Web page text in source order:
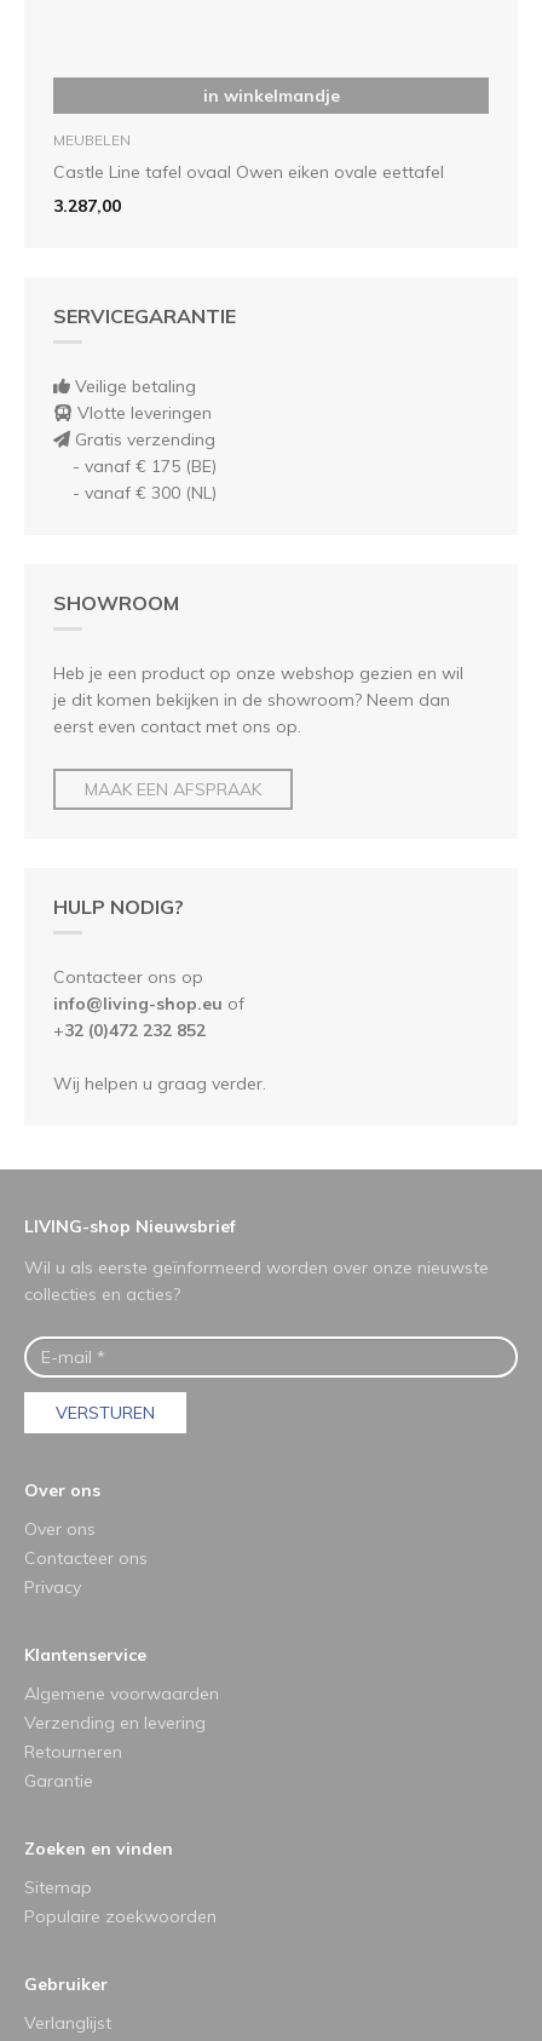
in winkelmandje
MEUBELEN
Castle Line tafel ovaal Owen eiken ovale eettafel
3.287,00
SERVICEGARANTIE
Veilige betaling
Vlotte leveringen
Gratis verzending
- vanaf € 175 (BE)
- vanaf € 300 (NL)
SHOWROOM
Heb je een product op onze webshop gezien en wil
je dit komen bekijken in de showroom? Neem dan
eerst even contact met ons op.
MAAK EEN AFSPRAAK
HULP NODIG?
Contacteer ons op
info@living-shop.eu of
+32 (0)472 232 852
Wij helpen u graag verder.
LIVING-shop Nieuwsbrief
Wil u als eerste geïnformeerd worden over onze nieuwste
collecties en acties?
VERSTUREN
Over ons
Over ons
Contacteer ons
Privacy
Klantenservice
Algemene voorwaarden
Verzending en levering
Retourneren
Garantie
Zoeken en vinden
Sitemap
Populaire zoekwoorden
Gebruiker
Verlanglijst